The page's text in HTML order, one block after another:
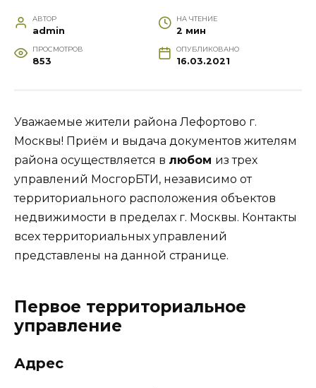
АВТОР
admin
НА ЧТЕНИЕ
2 мин
ПРОСМОТРОВ
853
ОПУБЛИКОВАНО
16.03.2021
Уважаемые жители района Лефортово г.
Москвы! Приём и выдача документов жителям
района осуществляется в любом из трех
управлений МосгорБТИ, независимо от
территориального расположения объектов
недвижимости в пределах г. Москвы. Контакты
всех территориальных управлений
представлены на данной странице.
Первое территориальное
управление
Адрес